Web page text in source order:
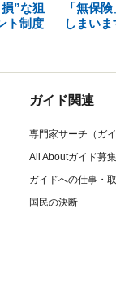
”な狙
ト制度
「無保
しまいま
ガイド関連
専門家サーチ（ガイ
All Aboutガイド募集
ガイドへの仕事・
国民の決断